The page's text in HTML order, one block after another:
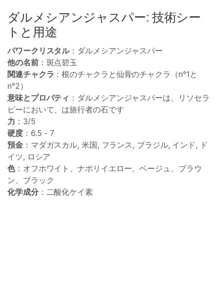
ダルメシアンジャスパー: 技術シー
トと用途
パワークリスタル：ダルメシアンジャスパー
他の名前：斑点碧玉
関連チャクラ ：根のチャクラと仙骨のチャクラ（n°1と
n°2）
意味とプロパティ ：ダルメシアンジャスパーは、リソセラ
ピーにおいて、は旅行者の石です
力 ：3/5
硬度：6.5 - 7
預金：マダガスカル, 米国, フランス, ブラジル, インド, ド
イツ, ロシア
色：オフホワイト、ナポリイエロー、ベージュ、ブラウ
ン、ブラック
化学成分：二酸化ケイ素